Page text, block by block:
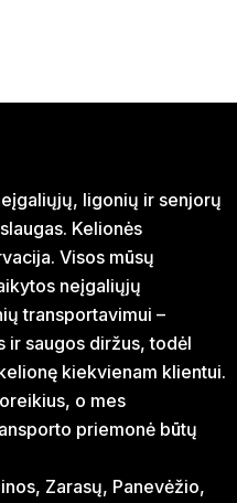
ligonių ir senjorų
Kelionės
Visos mūsų
neįgaliųjų
transportavimui –
ir saugos diržus, todėl
kiekvienam klientui.
o mes
priemonė būtų
Zarasų, Panevėžio,